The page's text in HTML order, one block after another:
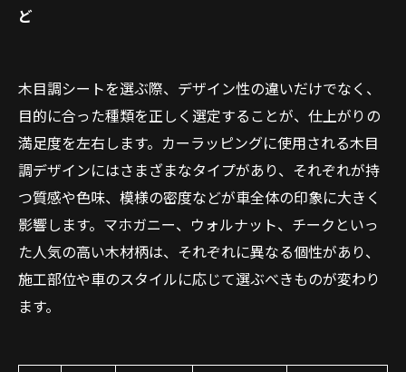
ど
木目調シートを選ぶ際、デザイン性の違いだけでなく、
目的に合った種類を正しく選定することが、仕上がりの
満足度を左右します。カーラッピングに使用される木目
調デザインにはさまざまなタイプがあり、それぞれが持
つ質感や色味、模様の密度などが車全体の印象に大きく
影響します。マホガニー、ウォルナット、チークといっ
た人気の高い木材柄は、それぞれに異なる個性があり、
施工部位や車のスタイルに応じて選ぶべきものが変わり
ます。